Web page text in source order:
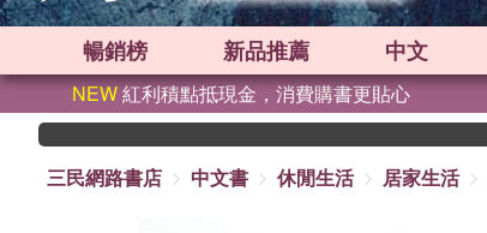
暢銷榜 新品推薦 中文
NEW紅利積點抵現金，消費購書更貼心
三民網路書店
中文書 休閒生活 居家生活